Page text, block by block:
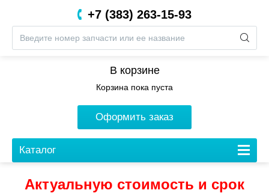
8 (800) 201-05-06
+7 (383) 263-15-93
В корзине
Корзина пока пуста
Оформить заказ
Каталог
Актуальную стоимость и срок